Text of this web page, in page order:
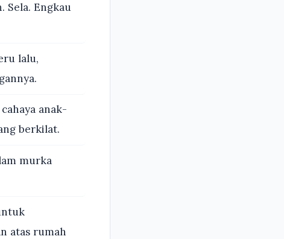
Sela. Engkau
lalu,
anak-
berkilat.
murka
atas rumah